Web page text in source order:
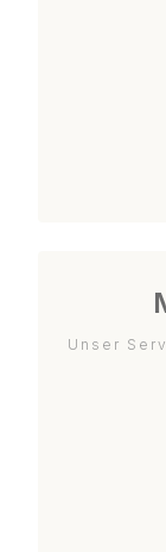
Unser